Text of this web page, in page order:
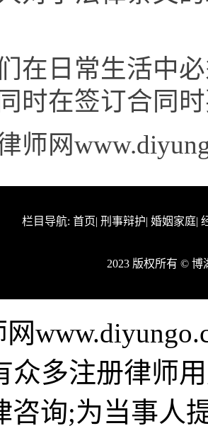
在日常生活中
时在签订合同
师网
栏目导航:首页|刑事辩护|婚姻家庭|
2023 版权所有 ©
众多注册律师
咨询;为当事人